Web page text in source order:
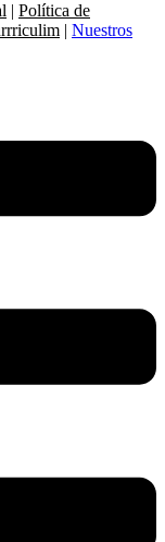
| Política de
| Nuestros